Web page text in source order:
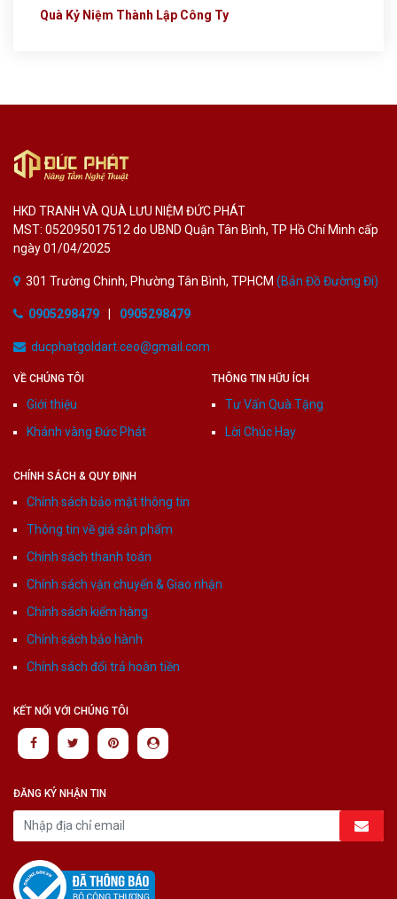
Quà Kỷ Niệm Thành Lập Công Ty
HKD TRANH VÀ QUÀ LƯU NIỆM ĐỨC PHÁT
MST: 052095017512 do UBND Quận Tân Bình, TP Hồ Chí Minh cấp
ngày 01/04/2025
301 Trường Chinh, Phường Tân Bình, TPHCM (Bản Đồ Đường Đi)
0905298479 0905298479
ducphatgoldart.ceo@gmail.com
VỀ CHÚNG TÔI
Giới thiệu
Khánh vàng Đức Phát
THÔNG TIN HỮU ÍCH
Tư Vấn Quà Tặng
Lời Chúc Hay
CHÍNH SÁCH & QUY ĐỊNH
Chính sách bảo mật thông tin
Thông tin về giá sản phẩm
Chính sách thanh toán
Chính sách vận chuyển & Giao nhận
Chính sách kiểm hàng
Chính sách bảo hành
Chính sách đổi trả hoàn tiền
KẾT NỐI VỚI CHÚNG TÔI
ĐĂNG KÝ NHẬN TIN